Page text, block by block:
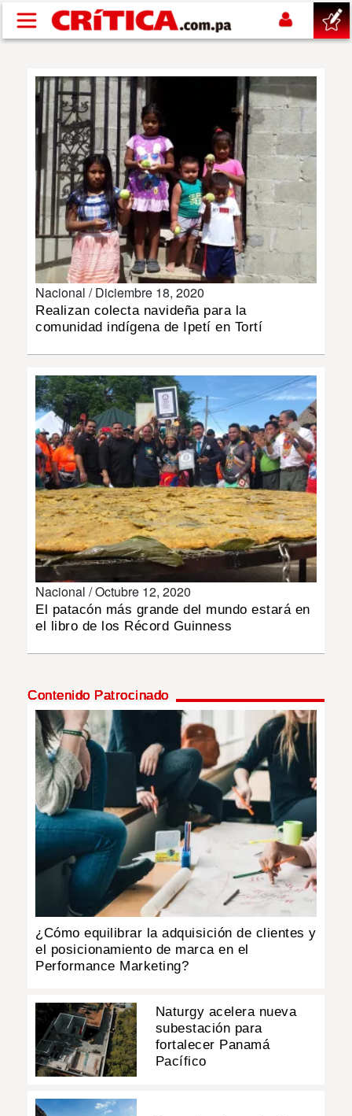
Pasar al contenido principal
SUCESOS
NACIONAL
POLÍTICA
DEPORTES
INSÓLITAS
MULTIMEDIA
IMPRESO
Nacional /Diciembre 18, 2020
Realizan colecta navideña para la
comunidad indígena de Ipetí en Tortí
Nacional /Octubre 12, 2020
El patacón más grande del mundo estará en
el libro de los Récord Guinness
Contenido Patrocinado
¿Cómo equilibrar la adquisición de clientes y
el posicionamiento de marca en el
Performance Marketing?
Naturgy acelera nueva
subestación para
fortalecer Panamá
Pacífico